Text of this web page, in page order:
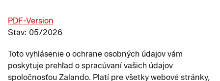
PDF-Version
Stav: 05/2026
Toto vyhlásenie o ochrane osobných údajov vám
poskytuje prehľad o spracúvaní vašich údajov
spoločnosťou Zalando. Platí pre všetky webové stránky,